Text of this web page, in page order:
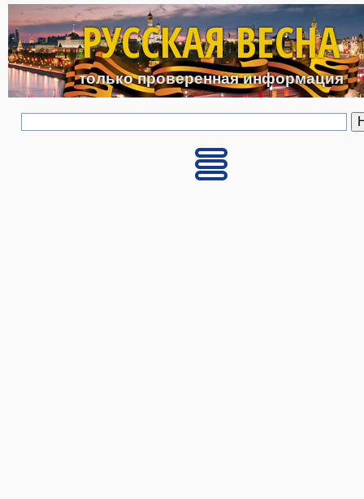
Перейти к основному
РУССКАЯ ВЕСНА
только проверенная информация